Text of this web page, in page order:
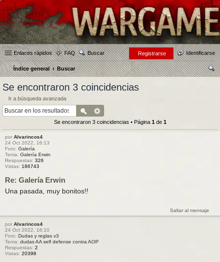
Enlaces rápidos FAQ Buscar Identificarse
Registrarse
Índice general
Buscar
Se encontraron 3 coincidencias
Ir a búsqueda avanzada
Se encontraron 3 coincidencias • Página 1de 1
por Alvarincos4
24 Oct 2022, 16:13
Foro: Galería
Tema: Galería Erwin
Respuestas: 326
Vistas: 186743
Re: Galería Erwin
Una pasada, muy bonitos!!
Saltar al mensaje
por Alvarincos4
24 Oct 2022, 16:10
Foro: Dudas y reglas v3
Tema: dudas AA self defense contra AOP
Respuestas: 2
Vistas: 20398